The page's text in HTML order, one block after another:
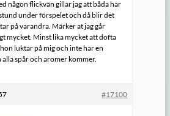
någon flickvän gillar jag att båda har
under förspelet och då blir det
på varandra. Märker at jag går
mycket. Minst lika mycket att dofta
luktar på mig och inte har en
spår och aromer kommer.
#17100